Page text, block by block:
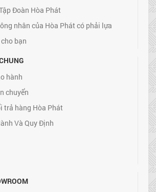
Đoàn Hòa Phát
nhân của Hòa Phát có phải lựa
bạn
hành
chuyển
trả hàng Hòa Phát
Và Quy Định